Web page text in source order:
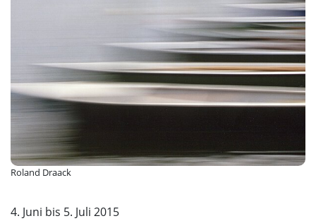
4. Juni bis 5. Juli 2015
Roland Draack